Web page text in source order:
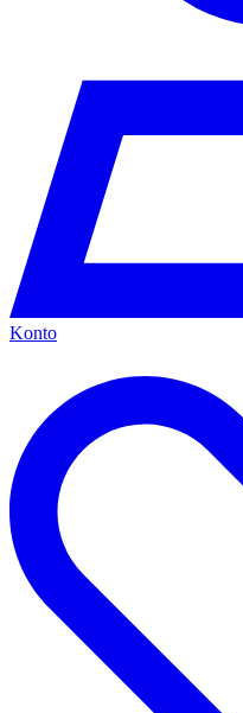
Konto